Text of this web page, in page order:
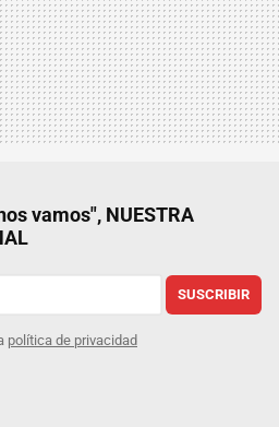
vamos", NUESTRA
SUSCRIBIR
política de privacidad